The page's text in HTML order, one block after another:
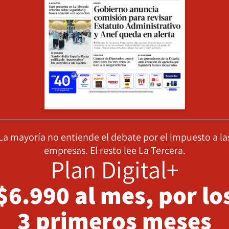
mayoría no entiende el debate por el impuesto a
empresas. El resto lee La Tercera.
Plan Digital+
al mes, por
3 primeros meses